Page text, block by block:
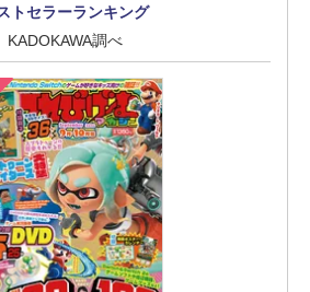
トセラーランキング
KADOKAWA調べ